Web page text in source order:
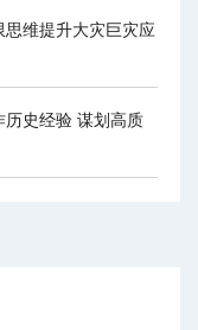
维提升大灾巨灾应
历史经验 谋划高质